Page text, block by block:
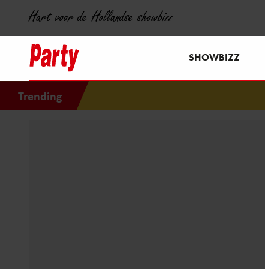
Hart voor de Hollandse showbizz
SHOWBIZZ
Trending